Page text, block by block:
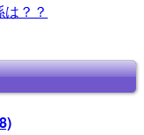
？？